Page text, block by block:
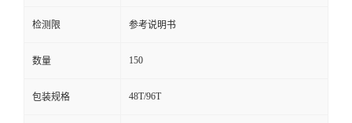
检测限 参考说明书
数量 150
包装规格 48T/96T